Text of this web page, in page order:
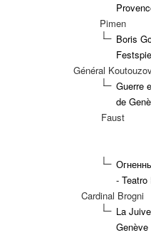
Pimen
Boris
Général
Guerre
de
Faust
- Teatro
Cardinal Brogni
La
Genève